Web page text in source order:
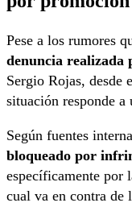
Pese a los rumores
denuncia realizada
Sergio Rojas, desde
situación responde
Según fuentes
bloqueado por
específicamente por
cual va en contra de